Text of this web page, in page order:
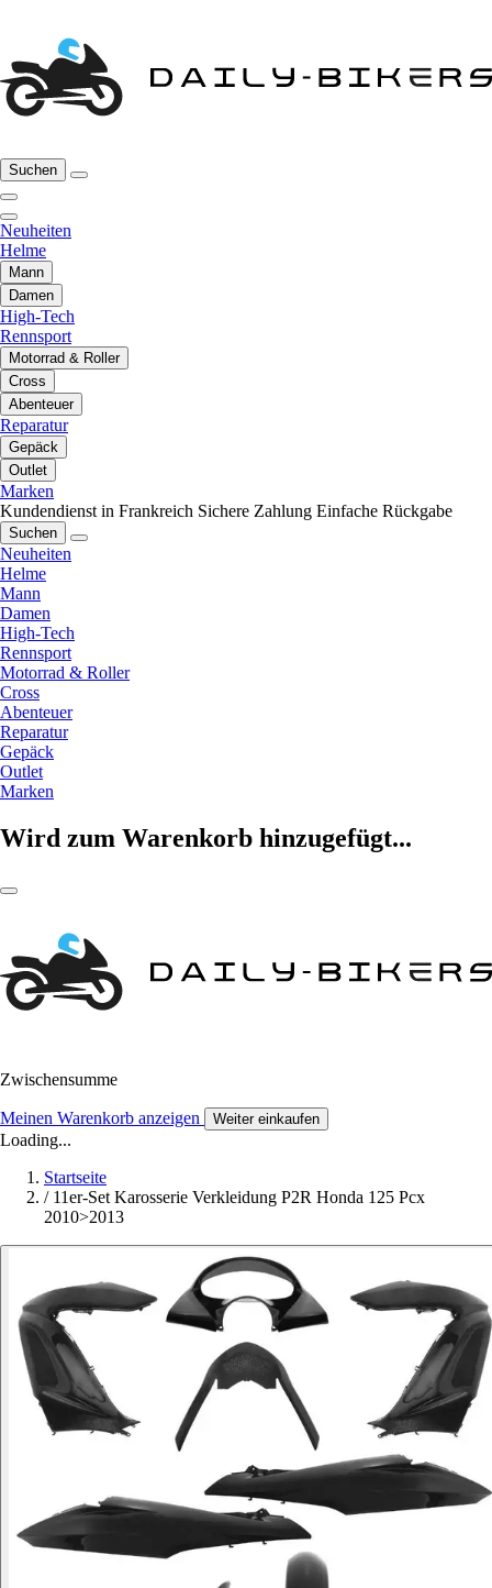
Suchen
Neuheiten
Helme
Mann
Damen
High-Tech
Rennsport
Motorrad & Roller
Cross
Abenteuer
Reparatur
Gepäck
Outlet
Marken
Kundendienst in Frankreich Sichere Zahlung Einfache Rückgabe
Suchen
Neuheiten
Helme
Mann
Damen
High-Tech
Rennsport
Motorrad & Roller
Cross
Abenteuer
Reparatur
Gepäck
Outlet
Marken
Wird zum Warenkorb hinzugefügt...
Zwischensumme
Meinen Warenkorb anzeigen Weiter einkaufen
Loading...
Startseite
/ 11er-Set Karosserie Verkleidung P2R Honda 125 Pcx
2010>2013